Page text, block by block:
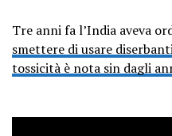
Tre anni fa l’India aveva
smettere di usare
tossicità è nota sin dagli